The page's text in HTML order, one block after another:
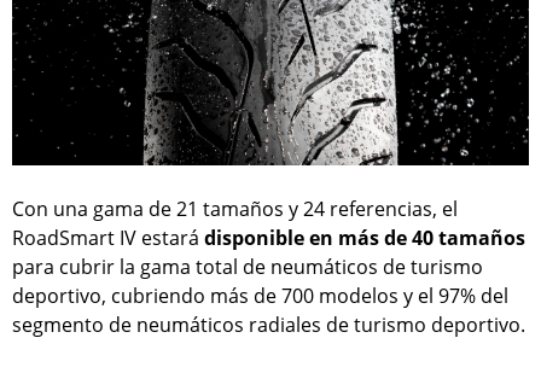
Con una gama de 21 tamaños y 24 referencias, el
RoadSmart IV estará disponible en más de 40 tamaños
para cubrir la gama total de neumáticos de turismo
deportivo, cubriendo más de 700 modelos y el 97% del
segmento de neumáticos radiales de turismo deportivo.